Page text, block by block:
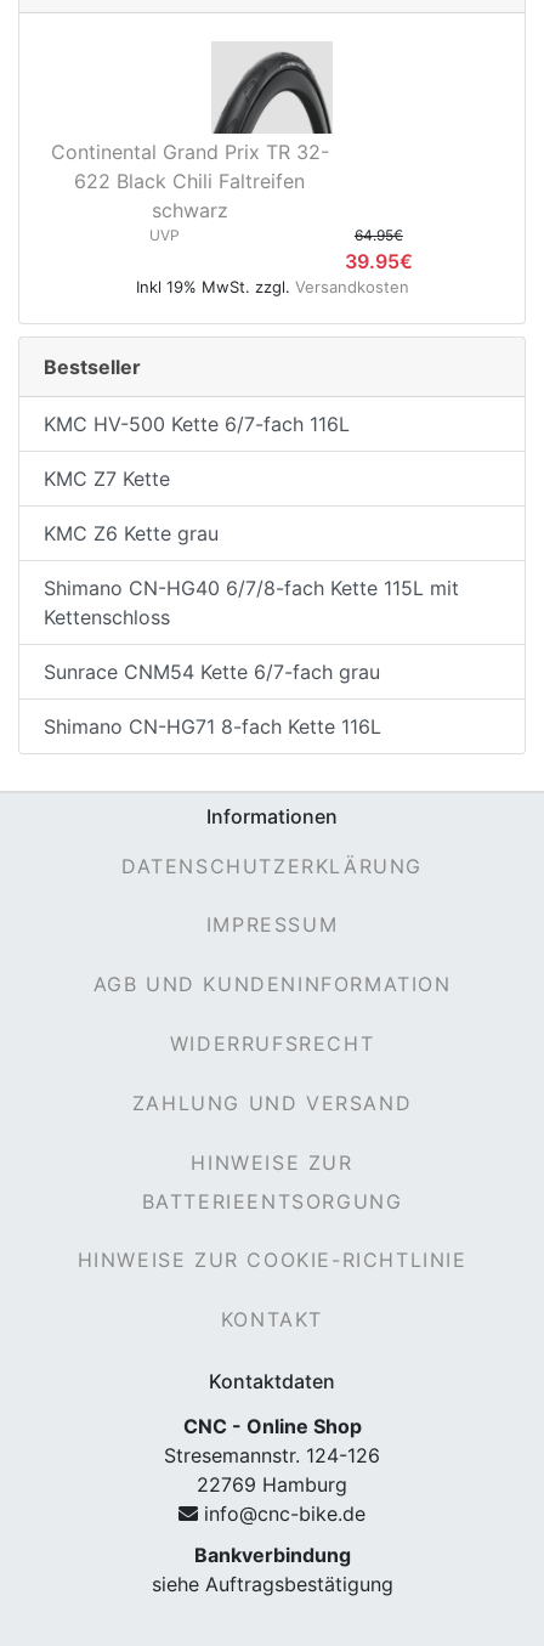
Continental Grand Prix TR 32-
622 Black Chili Faltreifen
schwarz
UVP 64.95€
39.95€
Inkl 19% MwSt. zzgl. Versandkosten
Bestseller
KMC HV-500 Kette 6/7-fach 116L
KMC Z7 Kette
KMC Z6 Kette grau
Shimano CN-HG40 6/7/8-fach Kette 115L mit
Kettenschloss
Sunrace CNM54 Kette 6/7-fach grau
Shimano CN-HG71 8-fach Kette 116L
Informationen
DATENSCHUTZERKLÄRUNG
IMPRESSUM
AGB UND KUNDENINFORMATION
WIDERRUFSRECHT
ZAHLUNG UND VERSAND
HINWEISE ZUR
BATTERIEENTSORGUNG
HINWEISE ZUR COOKIE-RICHTLINIE
KONTAKT
Kontaktdaten
CNC - Online Shop
Stresemannstr. 124-126
22769 Hamburg
info@cnc-bike.de
Bankverbindung
siehe Auftragsbestätigung